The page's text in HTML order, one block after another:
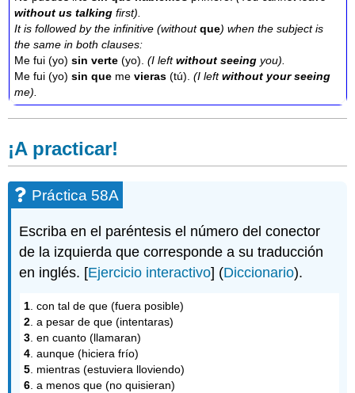
without us talking first).
It is followed by the infinitive (withoutque) when the subject is
the same in both clauses:
Me fui (yo)sin verte (yo).(I leftwithout seeing you).
Me fui (yo)sin que me vieras (tú).(I leftwithout your seeing
me).
¡A practicar!
Práctica 58A
Escriba en el paréntesis el número del conector
de la izquierda que corresponde a su traducción
en inglés. [Ejercicio interactivo] (Diccionario).
1 . con tal de que (fuera posible)
2 . a pesar de que (intentaras)
3 . en cuanto (llamaran)
4 . aunque (hiciera frío)
5 . mientras (estuviera lloviendo)
6 . a menos que (no quisieran)